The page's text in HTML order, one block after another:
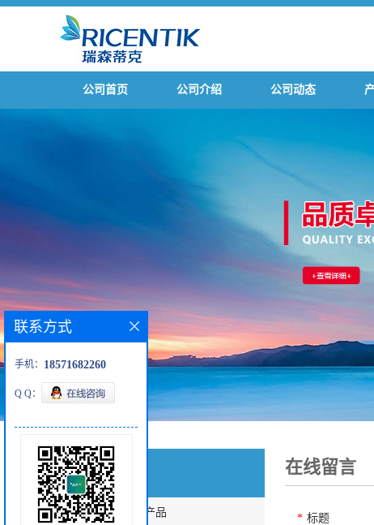
公司首页 公司介绍 公司动态
产品分类
瑞森蒂克主打产品
在线留言
* 标题
联系方式
手机： 18571682260
Q Q：